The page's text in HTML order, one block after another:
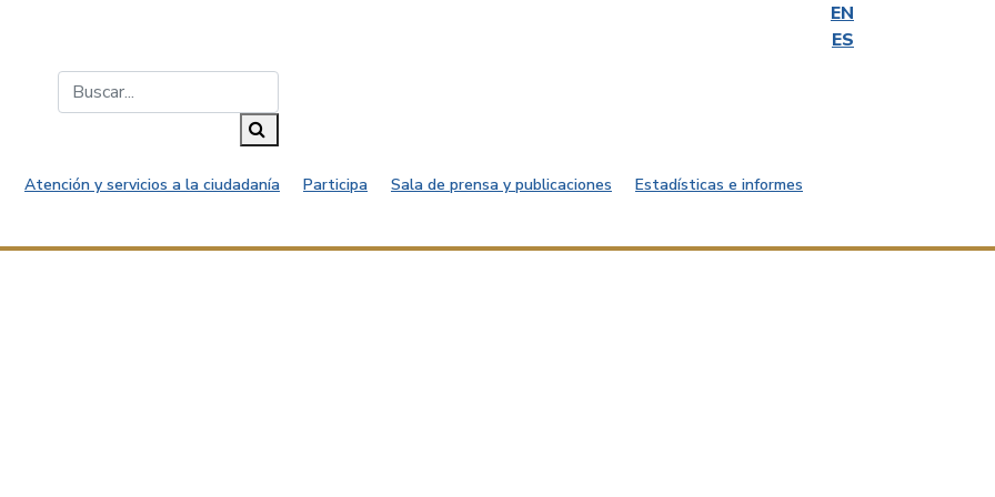
EN
ES
Atención y servicios a la ciudadanía Participa Sala de prensa y publicaciones Estadísticas e informes